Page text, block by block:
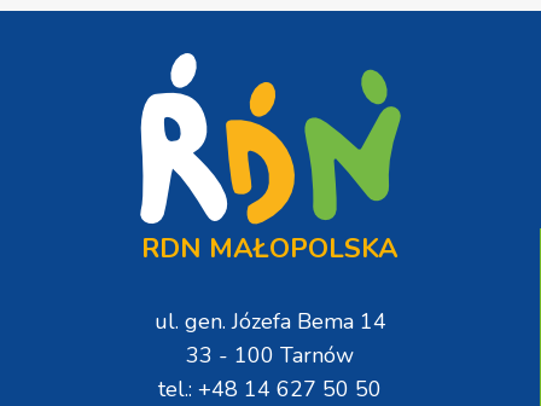
RDN MAŁOPOLSKA
ul. gen. Józefa Bema 14
33 - 100 Tarnów
tel.: +48 14 627 50 50